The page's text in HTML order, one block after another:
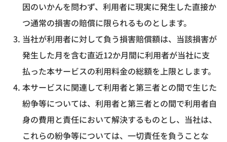
因のいかんを問わず、利用者に現実に発生した直接か
つ通常の損害の賠償に限られるものとします。
当社が利用者に対して負う損害賠償額は、当該損害が
発生した月を含む直近12か月間に利用者が当社に支
払った本サービスの利用料金の総額を上限とします。
本サービスに関連して利用者と第三者との間で生じた
紛争等については、利用者と第三者との間で利用者自
身の費用と責任において解決するものとし、当社は、
これらの紛争等については、一切責任を負うことな